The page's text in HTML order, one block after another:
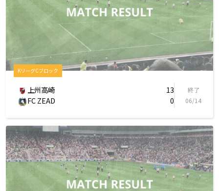
KリーグCブロック
上州高崎 13
FC ZEAD 0
終了
06/14